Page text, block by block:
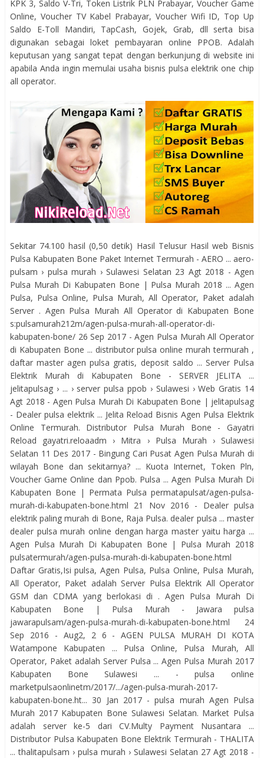
KPK 3, Saldo V-Tri, Token Listrik PLN Prabayar, Voucher Game
Online, Voucher TV Kabel Prabayar, Voucher Wifi ID, Top Up
Saldo E-Toll Mandiri, TapCash, Gojek, Grab, dll serta bisa
digunakan sebagai loket pembayaran online PPOB. Adalah
keputusan yang sangat tepat dengan berkunjung di website ini
apabila Anda ingin memulai usaha bisnis pulsa elektrik one chip
all operator.
Sekitar 74.100 hasil (0,50 detik) Hasil Telusur Hasil web Bisnis
Pulsa Kabupaten Bone Paket Internet Termurah - AERO ... aero-
pulsam › pulsa murah › Sulawesi Selatan 23 Agt 2018 - Agen
Pulsa Murah Di Kabupaten Bone | Pulsa Murah 2018 ... Agen
Pulsa, Pulsa Online, Pulsa Murah, All Operator, Paket adalah
Server . Agen Pulsa Murah All Operator di Kabupaten Bone
s:pulsamurah212m/agen-pulsa-murah-all-operator-di-
kabupaten-bone/ 26 Sep 2017 - Agen Pulsa Murah All Operator
di Kabupaten Bone ... distributor pulsa online murah termurah ,
daftar master agen pulsa gratis, deposit saldo ... Server Pulsa
Elektrik Murah di Kabupaten Bone - SERVER JELITA ...
jelitapulsag › ... › server pulsa ppob › Sulawesi › Web Gratis 14
Agt 2018 - Agen Pulsa Murah Di Kabupaten Bone | jelitapulsag
- Dealer pulsa elektrik ... Jelita Reload Bisnis Agen Pulsa Elektrik
Online Termurah. Distributor Pulsa Murah Bone - Gayatri
Reload gayatri.reloaadm › Mitra › Pulsa Murah › Sulawesi
Selatan 11 Des 2017 - Bingung Cari Pusat Agen Pulsa Murah di
wilayah Bone dan sekitarnya? ... Kuota Internet, Token Pln,
Voucher Game Online dan Ppob. Pulsa ... Agen Pulsa Murah Di
Kabupaten Bone | Permata Pulsa permatapulsat/agen-pulsa-
murah-di-kabupaten-bone.html 21 Nov 2016 - Dealer pulsa
elektrik paling murah di Bone, Raja Pulsa. dealer pulsa ... master
dealer pulsa murah online dengan harga master yaitu harga ...
Agen Pulsa Murah Di Kabupaten Bone | Pulsa Murah 2018
pulsatermurah/agen-pulsa-murah-di-kabupaten-bone.html
Daftar Gratis,Isi pulsa, Agen Pulsa, Pulsa Online, Pulsa Murah,
All Operator, Paket adalah Server Pulsa Elektrik All Operator
GSM dan CDMA yang berlokasi di . Agen Pulsa Murah Di
Kabupaten Bone | Pulsa Murah - Jawara pulsa
jawarapulsam/agen-pulsa-murah-di-kabupaten-bone.html 24
Sep 2016 - Aug2, 2 6 - AGEN PULSA MURAH DI KOTA
Watampone Kabupaten ... Pulsa Online, Pulsa Murah, All
Operator, Paket adalah Server Pulsa ... Agen Pulsa Murah 2017
Kabupaten Bone Sulawesi ... - pulsa online
marketpulsaonlinetm/2017/.../agen-pulsa-murah-2017-
kabupaten-bone.ht... 30 Jan 2017 - pulsa murah Agen Pulsa
Murah 2017 Kabupaten Bone Sulawesi Selatan. Market Pulsa
adalah server ke-5 dari CV.Multy Payment Nusantara ...
Distributor Pulsa Kabupaten Bone Elektrik Termurah - THALITA
... thalitapulsam › pulsa murah › Sulawesi Selatan 27 Agt 2018 -